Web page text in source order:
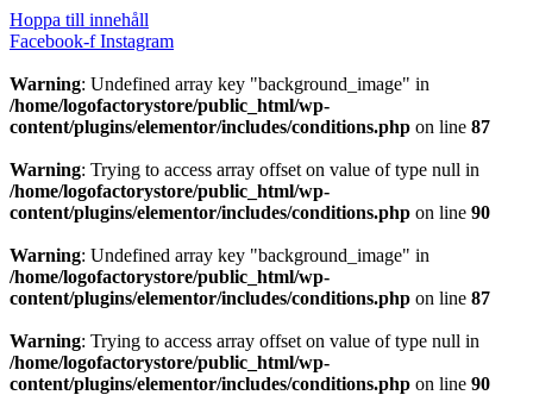
Hoppa till innehåll
Facebook-f Instagram
Warning: Undefined array key "background_image" in
/home/logofactorystore/public_html/wp-
content/plugins/elementor/includes/conditions.php on line 87
Warning: Trying to access array offset on value of type null in
/home/logofactorystore/public_html/wp-
content/plugins/elementor/includes/conditions.php on line 90
Warning: Undefined array key "background_image" in
/home/logofactorystore/public_html/wp-
content/plugins/elementor/includes/conditions.php on line 87
Warning: Trying to access array offset on value of type null in
/home/logofactorystore/public_html/wp-
content/plugins/elementor/includes/conditions.php on line 90